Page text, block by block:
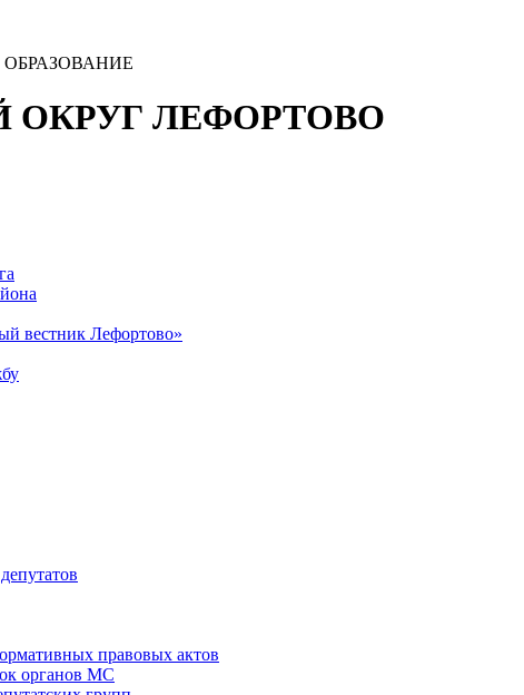
ЛЕФОРТОВО
вестник Лефортово»
правовых актов
органов МС